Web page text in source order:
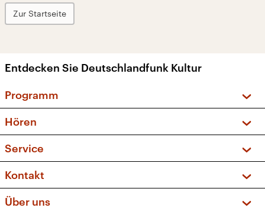
Zur Startseite
Entdecken Sie Deutschlandfunk Kultur
Programm
Sendungen und Podcasts
Musikliste
Kakadu – Das Kinderprogramm
Hören
Frequenzen (UKW + DAB+)
Service
FAQ
Apps
Newsletter
Kontakt
Über uns